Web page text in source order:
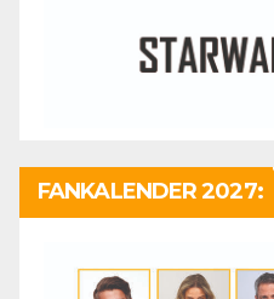
FANKALENDER 2027: